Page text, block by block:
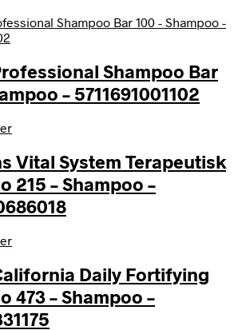
Shampoo Bar
– 5711691001102
Vital System Terapeutisk
215 – Shampoo –
Daily Fortifying
473 – Shampoo –